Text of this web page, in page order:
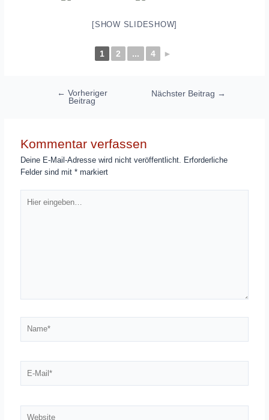
[SHOW SLIDESHOW]
1 2 ... 4 ►
Beitragsnavigation
← Vorheriger
Beitrag
Nächster Beitrag →
Kommentar verfassen
Deine E-Mail-Adresse wird nicht veröffentlicht. Erforderliche
Felder sind mit* markiert
eingeben…
Mail*